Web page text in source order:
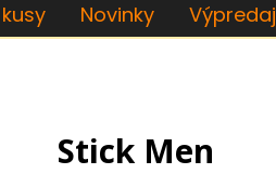
Novinky Výpredaj
Stick Men